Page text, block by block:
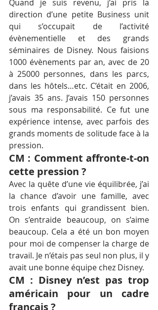
Quand je suis revenu, j’ai pris la
direction d’une petite Business unit
qui s’occupait de l’activité
évènementielle et des grands
séminaires de Disney. Nous faisions
1000 évènements par an, avec de 20
à 25000 personnes, dans les parcs,
dans les hôtels…etc. C’était en 2006,
j’avais 35 ans. J’avais 150 personnes
sous ma responsabilité. Ce fut une
expérience intense, avec parfois des
grands moments de solitude face à la
pression.
CM : Comment affronte-t-on
cette pression ?
Avec la quête d’une vie équilibrée, j’ai
la chance d’avoir une famille, avec
trois enfants qui grandissent bien.
On s’entraide beaucoup, on s’aime
beaucoup. Cela a été un bon moyen
pour moi de compenser la charge de
travail. Je n’étais pas seul non plus, il y
avait une bonne équipe chez Disney.
CM : Disney n’est pas trop
américain pour un cadre
français ?